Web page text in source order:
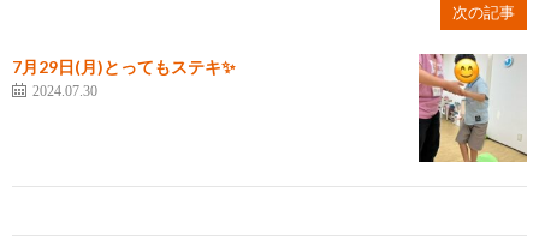
次の記事
7月29日(月)とってもステキ✨
2024.07.30